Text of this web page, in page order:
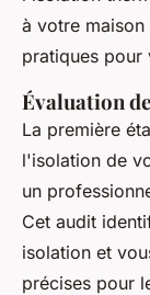
à votre maison
pratiques pour
Évaluation
La première
l'isolation de
un
Cet audit
isolation et
précises pour